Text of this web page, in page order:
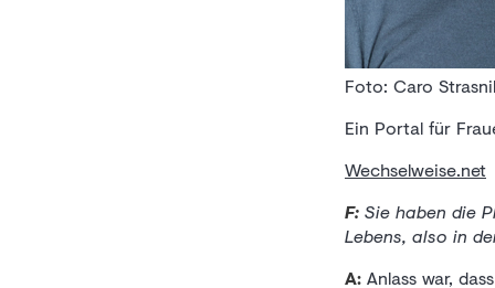
Foto: Caro
Ein Portal für
Wechselweise.net
F: Sie haben die
Lebens, also in
A: Anlass war,